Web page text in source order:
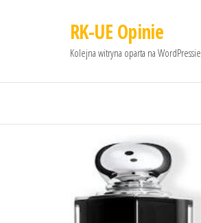
RK-UE Opinie
Kolejna witryna oparta na WordPressie